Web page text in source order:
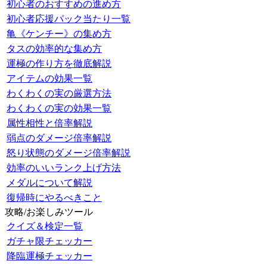
初心者のおすすめの進め方
初心者応援パック当たり一覧
亀《ケンチー》の集め方
タスの効率的な集め方
運極の作り方を徹底解説
アイテムの効果一覧
わくわくの実の厳選方法
わくわくの実の効果一覧
属性相性と倍率解説
弱点のダメージ倍率解説
怒り状態のダメージ倍率解説
効率のいいランク上げ方法
メダルについて解説
復帰時にやるべきこと
攻略/お楽しみツール
クイズ＆検定一覧
ガチャ限チェッカー
降臨運極チェッカー